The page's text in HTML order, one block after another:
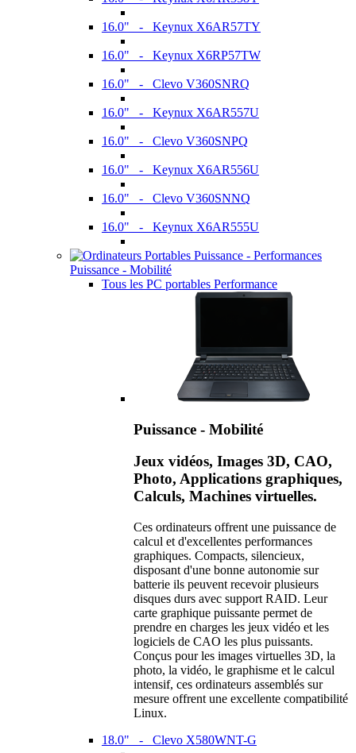
16.0" - Keynux X6AR57TY
16.0" - Keynux X6RP57TW
16.0" - Clevo V360SNRQ
16.0" - Keynux X6AR557U
16.0" - Clevo V360SNPQ
16.0" - Keynux X6AR556U
16.0" - Clevo V360SNNQ
16.0" - Keynux X6AR555U
Puissance - Mobilité
Tous les PC portables Performance
Puissance - Mobilité
Jeux vidéos, Images 3D, CAO,
Photo, Applications graphiques,
Calculs, Machines virtuelles.
Ces ordinateurs offrent une puissance de
calcul et d'excellentes performances
graphiques. Compacts, silencieux,
disposant d'une bonne autonomie sur
batterie ils peuvent recevoir plusieurs
disques durs avec support RAID. Leur
carte graphique puissante permet de
prendre en charges les jeux vidéo et les
logiciels de CAO les plus puissants.
Conçus pour les images virtuelles 3D, la
photo, la vidéo, le graphisme et le calcul
intensif, ces ordinateurs assemblés sur
mesure offrent une excellente compatibilité
Linux.
18.0" - Clevo X580WNT-G